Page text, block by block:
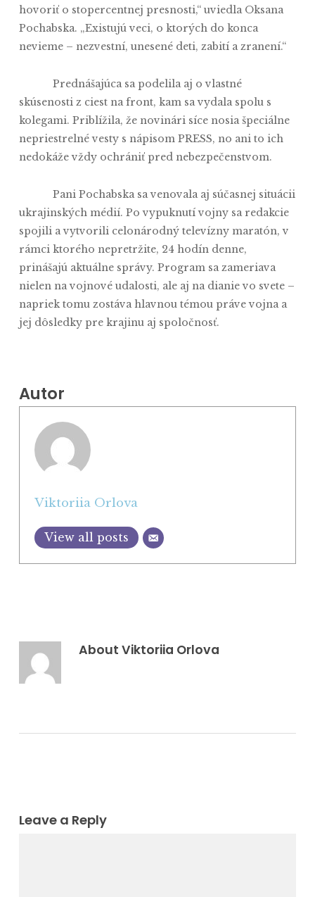
hovoriť o stopercentnej presnosti,“ uviedla Oksana
Pochabska. „Existujú veci, o ktorých do konca
nevieme – nezvestní, unesené deti, zabití a zranení.“
Prednášajúca sa podelila aj o vlastné
skúsenosti z ciest na front, kam sa vydala spolu s
kolegami. Priblížila, že novinári síce nosia špeciálne
nepriestrelné vesty s nápisom PRESS, no ani to ich
nedokáže vždy ochrániť pred nebezpečenstvom.
Pani Pochabska sa venovala aj súčasnej situácii
ukrajinských médií. Po vypuknutí vojny sa redakcie
spojili a vytvorili celonárodný televízny maratón, v
rámci ktorého nepretržite, 24 hodín denne,
prinášajú aktuálne správy. Program sa zameriava
nielen na vojnové udalosti, ale aj na dianie vo svete –
napriek tomu zostáva hlavnou témou práve vojna a
jej dôsledky pre krajinu aj spoločnosť.
Autor
Viktoriia Orlova
View all posts
About Viktoriia Orlova
Leave a Reply